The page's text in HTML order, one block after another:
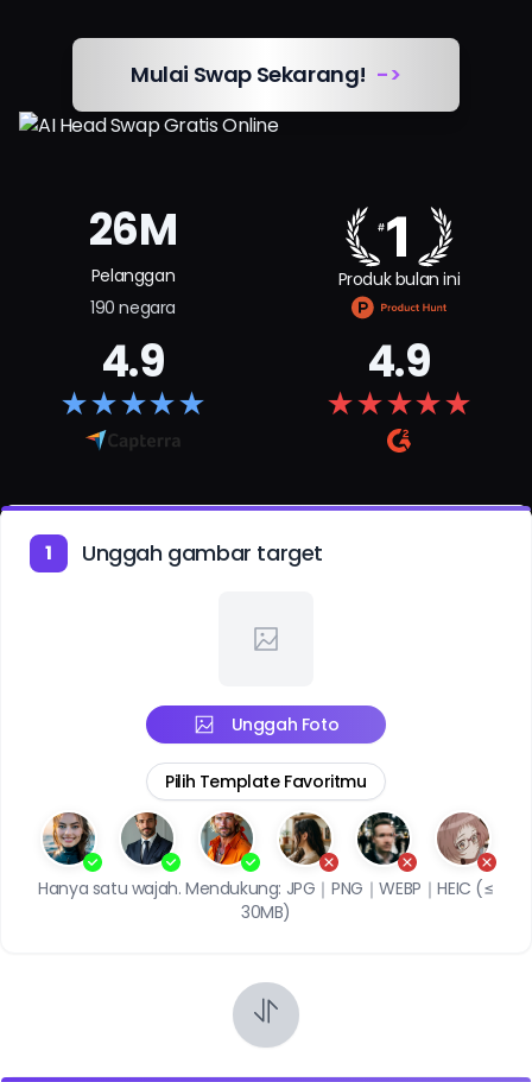
Masuk
Mulai Swap Sekarang! ->
26M
Pelanggan
190 negara
Produk bulan ini
4.9
★★★★★
4.9
★★★★★
1 Unggah gambar target
Unggah Foto
Pilih Template Favoritmu
Hanya satu wajah. Mendukung: JPG｜PNG｜WEBP｜HEIC (≤
30MB)